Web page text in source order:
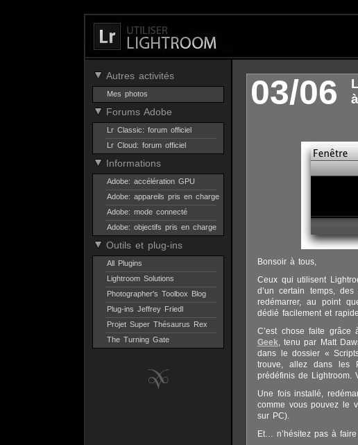
Autres activités
Mes photos
Forums Adobe
Lr Classic: forum officiel
Lr Cloud: forum officiel
Informations
Adobe: accélération GPU
Adobe: appareils pris en charge
Adobe: mode connecté
Adobe: objectifs pris en charge
Outils et plug-ins
All Plugins
Lightroom Solutions
Photographer's Toolbox Blog
Plug-ins Jeffrey Friedl
Projet Super Thésaurus Rex
The Turning Gate
03/06
Bonsoir à tous,
Ceux qui utilisent
d’un certain temps,
redémarrer, au point
dédié facilement et
C’est chose faite
Geek, tenu par Matt
dans le dossier «
trouve, allez dans les
prédéfinis de Lightroom.
Une fois installé,
comme vous pouvez le
sur PC).
Et… n’hésitez pas à